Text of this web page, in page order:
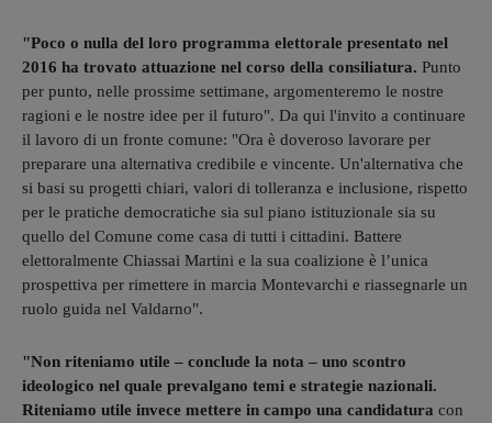
"Poco o nulla del loro programma elettorale presentato nel
2016 ha trovato attuazione nel corso della consiliatura. Punto
per punto, nelle prossime settimane, argomenteremo le nostre
ragioni e le nostre idee per il futuro". Da qui l'invito a continuare
il lavoro di un fronte comune: "Ora è doveroso lavorare per
preparare una alternativa credibile e vincente. Un'alternativa che
si basi su progetti chiari, valori di tolleranza e inclusione, rispetto
per le pratiche democratiche sia sul piano istituzionale sia su
quello del Comune come casa di tutti i cittadini. Battere
elettoralmente Chiassai Martini e la sua coalizione è l’unica
prospettiva per rimettere in marcia Montevarchi e riassegnarle un
ruolo guida nel Valdarno".
"Non riteniamo utile – conclude la nota – uno scontro
ideologico nel quale prevalgano temi e strategie nazionali.
Riteniamo utile invece mettere in campo una candidatura con